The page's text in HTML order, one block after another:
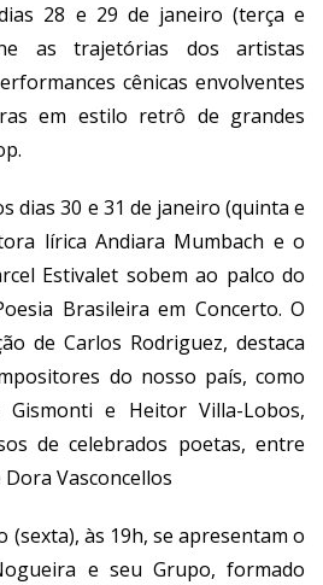
28 e 29 de janeiro (terça e
as trajetórias dos artistas
cênicas envolventes
em estilo retrô de grandes
dias 30 e 31 de janeiro (quinta e
lírica Andiara Mumbach e o
Estivalet sobem ao palco do
Brasileira em Concerto. O
de Carlos Rodriguez, destaca
do nosso país, como
e Heitor Villa-Lobos,
de celebrados poetas, entre
Vasconcellos
(sexta), às 19h, se apresentam o
e seu Grupo, formado